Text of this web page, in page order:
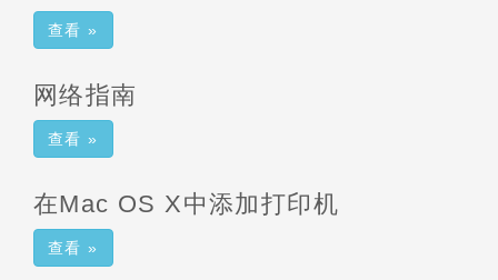
查看 »
网络指南
查看 »
在Mac OS X中添加打印机
查看 »